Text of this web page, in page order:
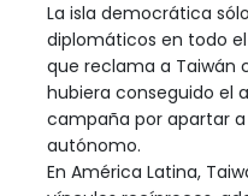
La isla democrática
diplomáticos en todo
que reclama a Taiwán
hubiera conseguido el
campaña por apartar
autónomo.
En América Latina,